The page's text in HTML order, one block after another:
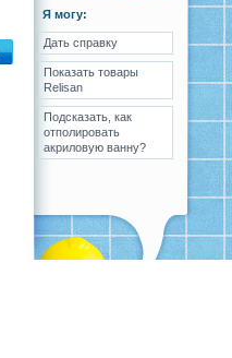
Я могу:
Дать справку
Показать товары
Relisan
Подсказать, как
отполировать
акриловую ванну?